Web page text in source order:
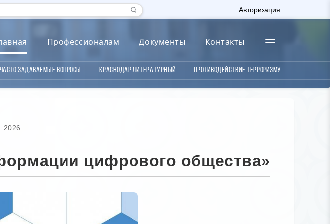
Авторизация
Профессионалам Документы Контакты
Часто задаваемые вопросы Краснодар литературный Противодействие терроризму
2026
цифрового общества»